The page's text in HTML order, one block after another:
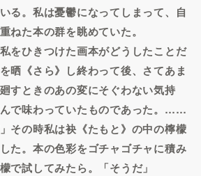
る。私は憂鬱になってしまって、自
ねた本の群を眺めていた。
をひきつけた画本がどうしたことだ
晒《さら》し終わって後、さてあま
すときのあの変にそぐわない気持
で味わっていたものであった。……
その時私は袂《たもと》の中の檸檬
た。本の色彩をゴチャゴチャに積み
で試してみたら。「そうだ」